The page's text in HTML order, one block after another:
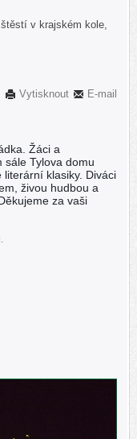
v krajském kole,
E-mail
Vytisknout
Žáci a
sále Tylova domu
klasiky. Diváci
živou hudbou a
za vaši